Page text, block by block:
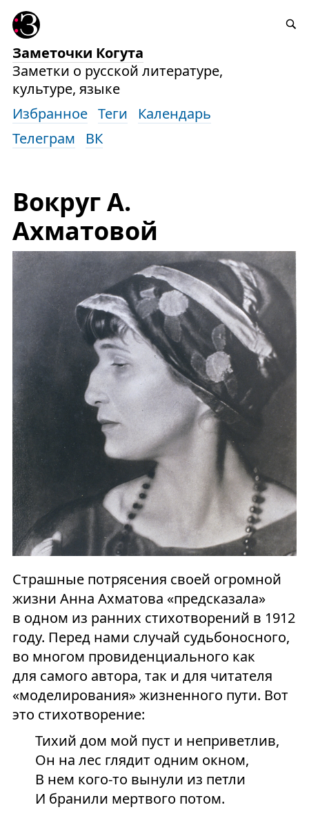
Заметочки Когута
Заметки о русской литературе,
культуре, языке
Избранное Теги
Календарь
Телеграм
ВК
Вокруг А.
Ахматовой
Страшные потрясения своей огромной
жизни Анна Ахматова «предсказала»
в одном из ранних стихотворений в 1912
году. Перед нами случай судьбоносного,
во многом провиденциального как
для самого автора, так и для читателя
«моделирования» жизненного пути. Вот
это стихотворение:
Тихий дом мой пуст и неприветлив,
Он на лес глядит одним окном,
В нем кого-то вынули из петли
И бранили мертвого потом.